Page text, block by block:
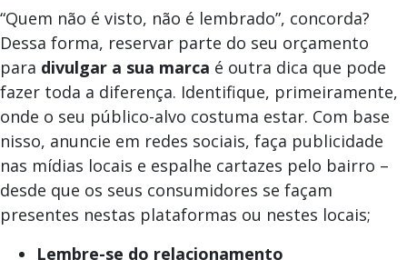
“Quem não é visto, não é lembrado”, concorda?
Dessa forma, reservar parte do seu orçamento
para divulgar a sua marca é outra dica que pode
fazer toda a diferença. Identifique, primeiramente,
onde o seu público-alvo costuma estar. Com base
nisso, anuncie em redes sociais, faça publicidade
nas mídias locais e espalhe cartazes pelo bairro –
desde que os seus consumidores se façam
presentes nestas plataformas ou nestes locais;
Lembre-se do relacionamento